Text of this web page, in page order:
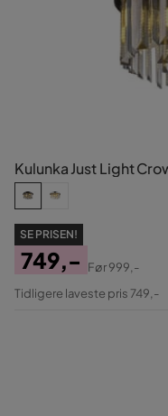
Kulunka Just Light
SE PRISEN!
Pris
749,-
Original
Før999,-
Tidligere laveste pris 749,-